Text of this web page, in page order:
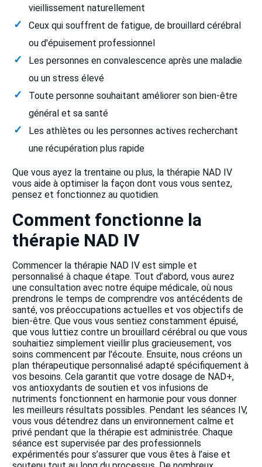
vieillissement naturellement
Ceux qui souffrent de fatigue, de brouillard cérébral
ou d'épuisement professionnel
Les personnes en convalescence après une maladie
ou un stress élevé
Toute personne souhaitant améliorer son bien-être
général et sa santé
Les athlètes ou les personnes actives recherchant
une récupération plus rapide
Que vous ayez la trentaine ou plus, la thérapie NAD IV
vous aide à optimiser la façon dont vous vous sentez,
pensez et fonctionnez au quotidien.
Comment fonctionne la
thérapie NAD IV
Commencer la thérapie NAD IV est simple et
personnalisé à chaque étape. Tout d’abord, vous aurez
une consultation avec notre équipe médicale, où nous
prendrons le temps de comprendre vos antécédents de
santé, vos préoccupations actuelles et vos objectifs de
bien-être. Que vous vous sentiez constamment épuisé,
que vous luttiez contre un brouillard cérébral ou que vous
souhaitiez simplement vieillir plus gracieusement, vos
soins commencent par l'écoute. Ensuite, nous créons un
plan thérapeutique personnalisé adapté spécifiquement à
vos besoins. Cela garantit que votre dosage de NAD+,
vos antioxydants de soutien et vos infusions de
nutriments fonctionnent en harmonie pour vous donner
les meilleurs résultats possibles. Pendant les séances IV,
vous vous détendrez dans un environnement calme et
privé pendant que la thérapie est administrée. Chaque
séance est supervisée par des professionnels
expérimentés pour s’assurer que vous êtes à l’aise et